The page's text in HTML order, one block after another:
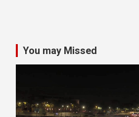
You may Missed